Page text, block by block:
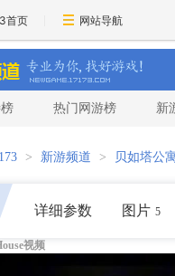
首页 网站导航
热门网游榜 新
> 新游频道 > 贝如塔公
详细参数 图片 5
视频